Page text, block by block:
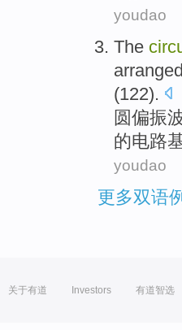
youdao
The
arranged
(122).
圆偏振
的电路
youdao
更多双语
关于有道 Investors 有道智选